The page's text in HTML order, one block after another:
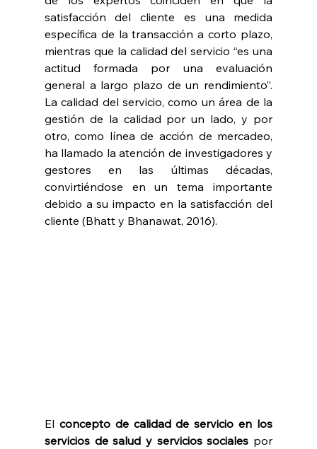
satisfacción del cliente es una medida
específica de la transacción a corto plazo,
mientras que la calidad del servicio “es una
actitud formada por una evaluación
general a largo plazo de un rendimiento”.
La calidad del servicio, como un área de la
gestión de la calidad por un lado, y por
otro, como línea de acción de mercadeo,
ha llamado la atención de investigadores y
gestores en las últimas décadas,
convirtiéndose en un tema importante
debido a su impacto en la satisfacción del
cliente (Bhatt y Bhanawat, 2016).
El concepto de calidad de servicio en los
servicios de salud y servicios sociales por